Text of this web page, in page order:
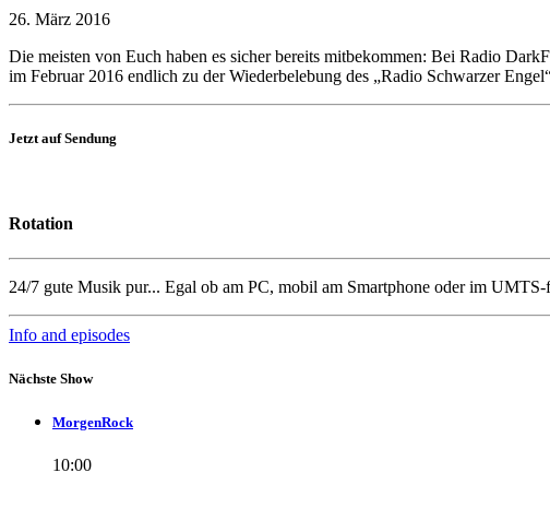
26. März 2016
Die meisten von Euch haben es sicher bereits mitbekommen: Bei Radio
im Februar 2016 endlich zu der Wiederbelebung des „Radio Schwarzer
Jetzt auf Sendung
Rotation
24/7 gute Musik pur... Egal ob am PC, mobil am Smartphone oder im
Info and episodes
Nächste Show
MorgenRock
10:00